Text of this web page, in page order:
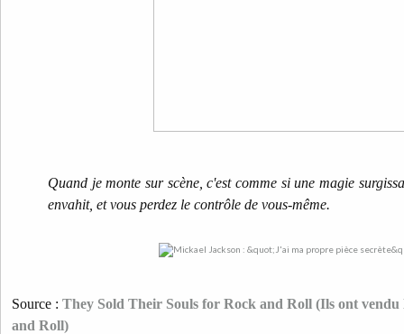
Quand je monte sur scène, c'est comme si une magie
envahit, et vous perdez le contrôle de vous-même.
Source : They Sold Their Souls for Rock and Roll (Ils ont vendu
and Roll)